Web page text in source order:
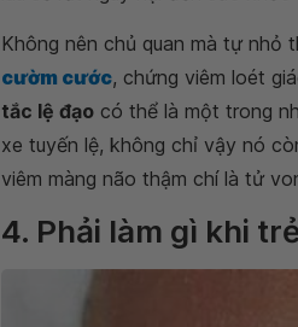
Không nên chủ quan mà tự nhỏ
cườm cước, chứng viêm loét
tắc lệ đạo có thể là một trong
xe tuyến lệ, không chỉ vậy nó
viêm màng não thậm chí là tử
4. Phải làm gì khi